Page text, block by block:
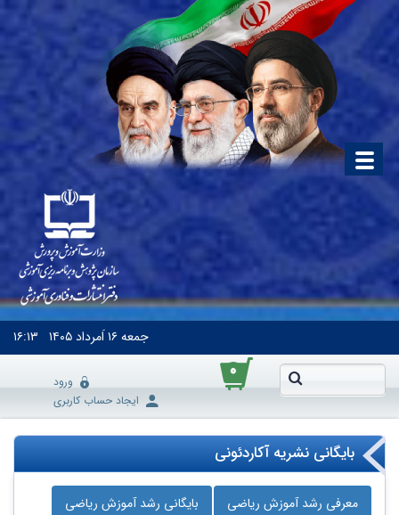
جمعه۱۶ اَمرداد ۱۴۰۵ ۱۶:۱۳
۰
ورود
ایجاد حساب کاربری
بایگانی نشریه آکاردئونی
معرفی رشد آموزش ریاضی بایگانی رشد آموزش ریاضی